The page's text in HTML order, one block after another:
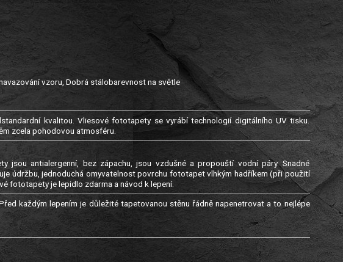
vzoru, Dobrá stálobarevnost na světle
kvalitou. Vliesové fototapety se vyrábí technologií digitálního UV tisku.
zcela pohodovou atmosféru.
antialergenní, bez zápachu, jsou vzdušné a propouští vodní páry. Snadné
údržbu, jednoduchá omyvatelnost povrchu fototapet vlhkým hadříkem (při použití
fototapety je lepidlo zdarma a návod k lepení.
každým lepením je důležité tapetovanou stěnu řádně napenetrovat a to nejlépe